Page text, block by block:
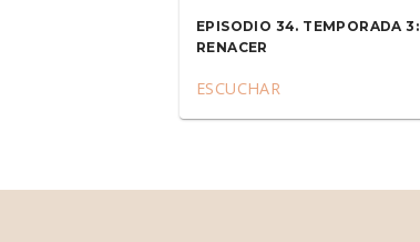
EPISODIO 34. TEMPORADA 3:
RENACER
ESCUCHAR